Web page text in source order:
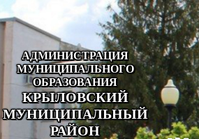
АДМИНИСТРАЦИЯ
МУНИЦИПАЛЬНОГО
ОБРАЗОВАНИЯ
КРЫЛОВСКИЙ
МУНИЦИПАЛЬНЫЙ
РАЙОН